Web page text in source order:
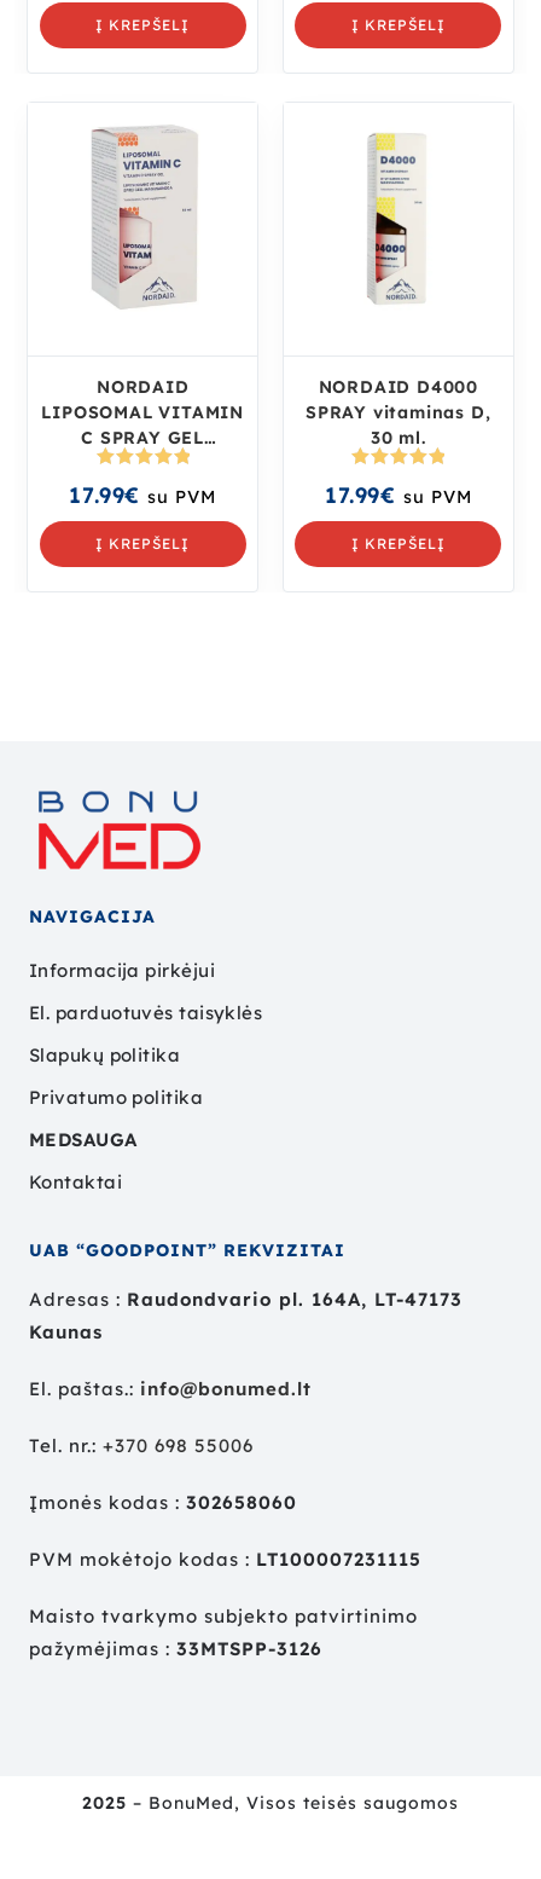
5
Į KREPŠELĮ Į KREPŠELĮ
NORDAID
LIPOSOMAL VITAMIN
C SPRAY GEL
vitaminas C, 50 ml.
s:5.00iš
5
17.99€ su PVM
Į KREPŠELĮ
NORDAID D4000
SPRAY vitaminas D,
30 ml.
s:5.00iš
5
17.99€ su PVM
Į KREPŠELĮ
NAVIGACIJA
Informacija pirkėjui
El. parduotuvės taisyklės
Slapukų politika
Privatumo politika
MEDSAUGA
Kontaktai
UAB “GOODPOINT” REKVIZITAI
Adresas : Raudondvario pl. 164A, LT-47173
Kaunas
El. paštas.: info@bonumed.lt
Tel. nr.: +370 698 55006
Įmonės kodas : 302658060
PVM mokėtojo kodas : LT100007231115
Maisto tvarkymo subjekto patvirtinimo
pažymėjimas : 33MTSPP-3126
2025 – BonuMed, Visos teisės saugomos